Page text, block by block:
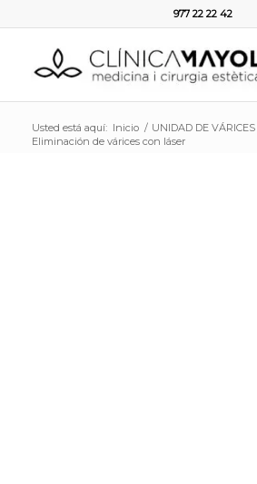
977 22 22 42
Usted está aquí: Inicio / UNIDAD DE VÁRICES
Eliminación de várices con láser